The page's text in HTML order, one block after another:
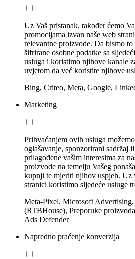
Uz Vaš pristanak, također ćemo
promocijama izvan naše web
relevantne proizvode. Da bismo
šifrirane osobne podatke sa
usluga i koristimo njihove kanale
uvjetom da već koristite njihove
Bing, Criteo, Meta, Google,
Marketing
Prihvaćanjem ovih usluga
oglašavanje, sponzorirani sadržaj
prilagođene vašim interesima za
proizvode na temelju Vašeg
kupnji te mjeriti njihov uspjeh. Uz
stranici koristimo sljedeće usluge
Meta-Pixel, Microsoft
(RTBHouse), Preporuke
Ads Defender
Napredno praćenje konverzija